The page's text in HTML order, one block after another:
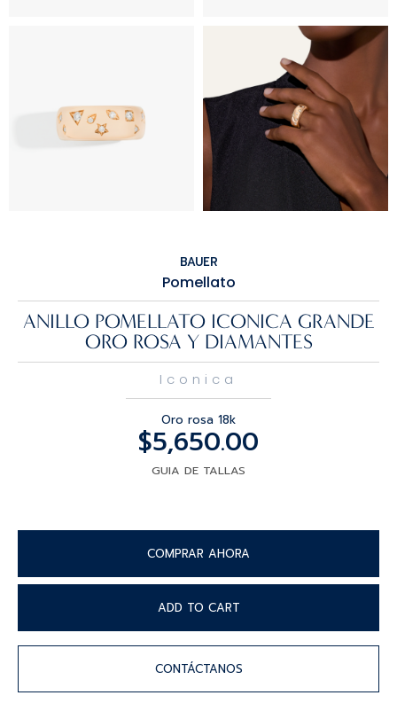
BAUER
Pomellato
ANILLO POMELLATO ICONICA GRANDE
ORO ROSA Y DIAMANTES
Iconica
Oro rosa 18k
$5,650.00
GUIA DE TALLAS
COMPRAR AHORA
ADD TO CART
CONTÁCTANOS